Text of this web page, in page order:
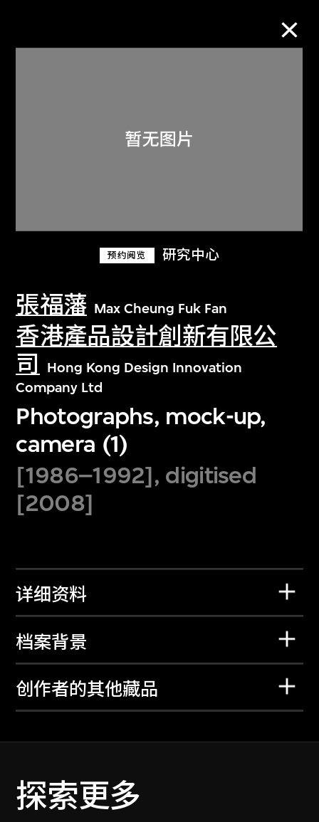
预约阅览 研究中心
張福藩 Max Cheung Fuk Fan
香港產品設計創新有限公
司
Hong Kong Design Innovation
Company Ltd
Photographs, mock-up,
camera (1)
[1986–1992], digitised
[2008]
详细资料
档案背景
创作者的其他藏品
探索更多
关于M+藏品
探索世界顶级的二十及二十一世纪视觉
文化藏品。